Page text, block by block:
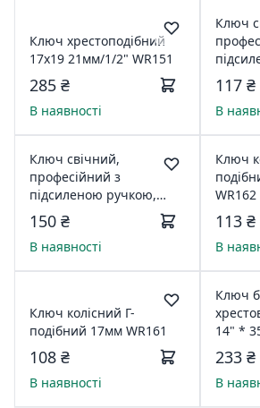
Ключ хрестоподібний
17х19 21мм/1/2" WR151
285 ₴
В наявності
Ключ
117 ₴
В
Ключ свічний,
професійний з
підсиленою ручкою,
21мм WR122
150 ₴
В наявності
Ключ
WR162
113 ₴
В
Ключ колісний Г-
подібний 17мм WR161
108 ₴
В наявності
Ключ
14" *
19, 1/
233 ₴
В